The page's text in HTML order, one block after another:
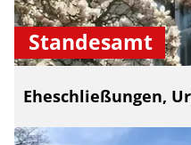
Standesamt
Eheschließungen,